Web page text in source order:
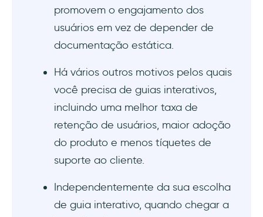
promovem o engajamento dos
usuários em vez de depender de
documentação estática.
Há vários outros motivos pelos quais
você precisa de guias interativos,
incluindo uma melhor taxa de
retenção de usuários, maior adoção
do produto e menos tíquetes de
suporte ao cliente.
Independentemente da sua escolha
de guia interativo, quando chegar a